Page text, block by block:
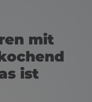
mit
ist